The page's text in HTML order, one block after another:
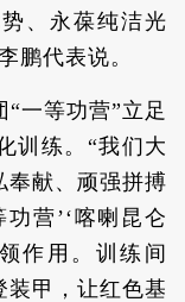
、永葆纯洁光
鹏代表说。
一等功营”立足
训练。“我们大
奉献、顽强拼搏
营’‘喀喇昆仑
作用。训练间
装甲，让红色基